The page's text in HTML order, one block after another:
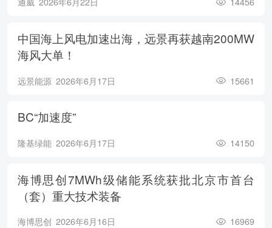
中国海上风电加速出海，远景再获越南200MW
海风大单！
远景能源 2026年6月17日 15661
BC“加速度”
隆基绿能 2026年6月17日 14150
海博思创7MWh级储能系统获批北京市首台
（套）重大技术装备
海博思创 2026年6月16日 16969